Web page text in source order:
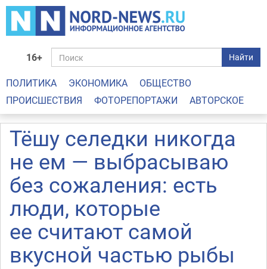
16+ Найти
ПОЛИТИКА ЭКОНОМИКА
ОБЩЕСТВО
ПРОИСШЕСТВИЯ
ФОТОРЕПОРТАЖИ АВТОРСКОЕ
Тёшу селедки никогда
не ем — выбрасываю
без сожаления: есть
люди, которые
ее считают самой
вкусной частью рыбы